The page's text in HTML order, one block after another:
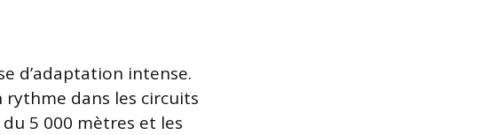
d’adaptation intense.
dans les circuits
5 000 mètres et les